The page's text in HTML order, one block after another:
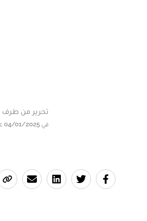
تحرير من طرف
في 04/01/2025 على الساعة 10:00